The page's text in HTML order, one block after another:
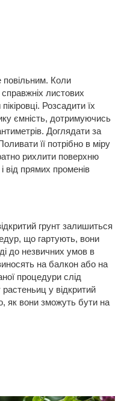
повільним. Коли
листових
Розсадити їх
ємність, дотримуючись
Доглядати за
її потрібно в міру
рихлити поверхню
від прямих променів
грунт залишиться
що гартують, вони
до незвичних умов в
на балкон або на
процедури слід
у відкритий
як вони зможуть бути на